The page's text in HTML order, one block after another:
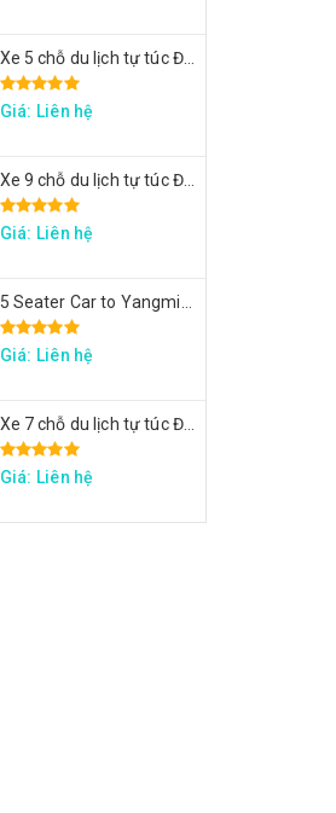
Giá: Liên hệ
Giá: Liên hệ
Giá: Liên hệ
Giá: Liên hệ